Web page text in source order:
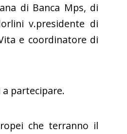
di Banca Mps, di
v.presidente di
e coordinatore di
partecipare.
che terranno il